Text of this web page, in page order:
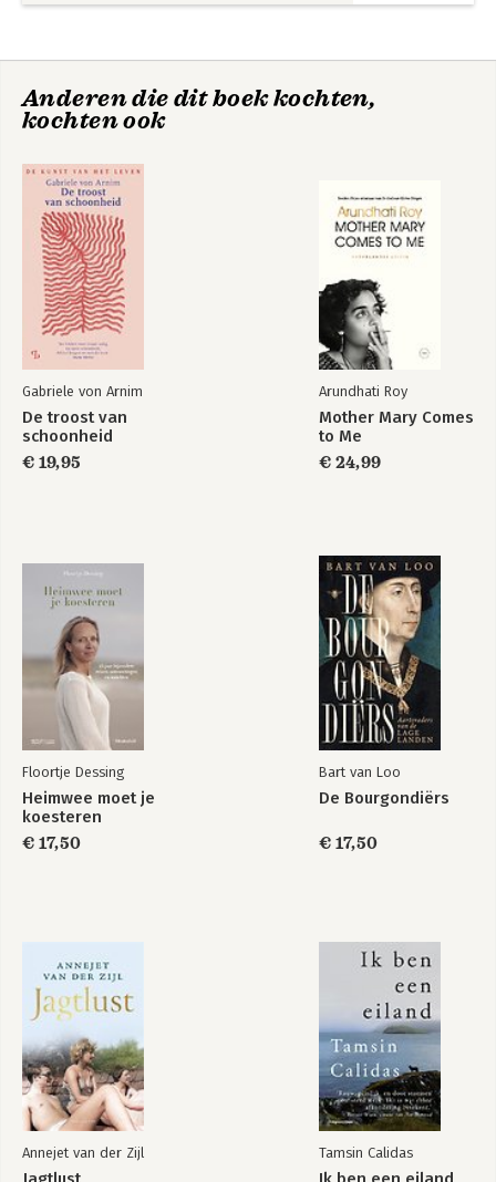
Anderen die dit boek kochten,
kochten ook
Gabriele von Arnim
De troost van
schoonheid
€ 19,95
Arundhati Roy
Mother Mary Comes
to Me
€ 24,99
Floortje Dessing
Heimwee moet je
koesteren
€ 17,50
Bart van Loo
De Bourgondiërs
€ 17,50
Annejet van der Zijl Tamsin Calidas